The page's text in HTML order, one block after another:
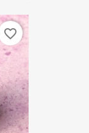
favorite_border